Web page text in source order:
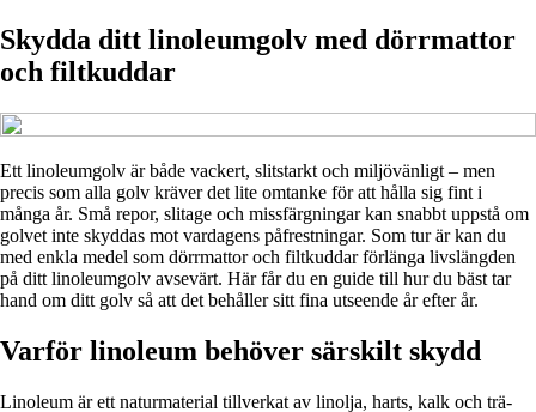
Skydda ditt linoleumgolv med dörrmattor
och filtkuddar
Ett linoleumgolv är både vackert, slitstarkt och miljövänligt – men
precis som alla golv kräver det lite omtanke för att hålla sig fint i
många år. Små repor, slitage och missfärgningar kan snabbt uppstå om
golvet inte skyddas mot vardagens påfrestningar. Som tur är kan du
med enkla medel som dörrmattor och filtkuddar förlänga livslängden
på ditt linoleumgolv avsevärt. Här får du en guide till hur du bäst tar
hand om ditt golv så att det behåller sitt fina utseende år efter år.
Varför linoleum behöver särskilt skydd
Linoleum är ett naturmaterial tillverkat av linolja, harts, kalk och trä-